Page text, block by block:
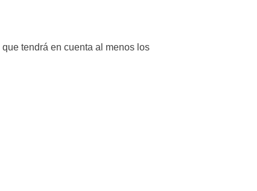
que tendrá en cuenta al menos los